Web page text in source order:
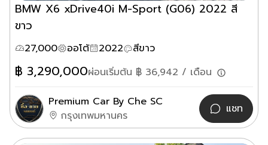
BMW X6 xDrive40i M-Sport (G06) 2022 สี
ขาว
27,000 ออโต้ 2022 สีขาว
฿ 3,290,000ผ่อนเริ่มต้น ฿ 36,942 / เดือน
Premium Car By Che SC
กรุงเทพมหานคร
แชท